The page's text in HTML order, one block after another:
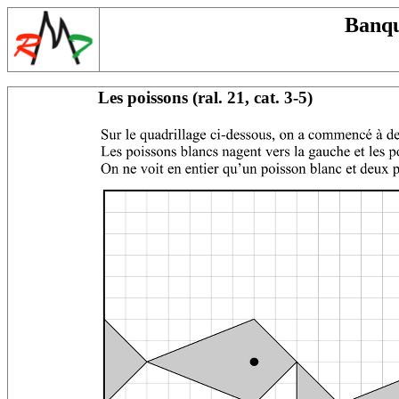
Les poissons (ral. 21, cat. 3-5)